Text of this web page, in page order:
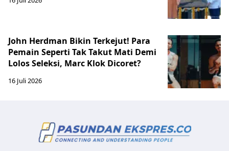
John Herdman Bikin Terkejut! Para
Pemain Seperti Tak Takut Mati Demi
Lolos Seleksi, Marc Klok Dicoret?
16 Juli 2026